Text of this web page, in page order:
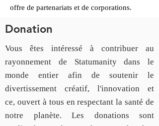
offre de partenariats et de corporations.
Donation
Vous êtes intéressé à contribuer au
rayonnement de Statumanity dans le
monde entier afin de soutenir le
divertissement créatif, l'innovation et
ce, ouvert à tous en respectant la santé de
notre planète. Les donations sont